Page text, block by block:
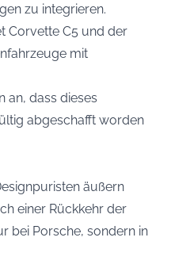
zu integrieren.
Corvette C5 und der
mit
an, dass dieses
abgeschafft worden
äußern
einer Rückkehr der
bei Porsche, sondern in